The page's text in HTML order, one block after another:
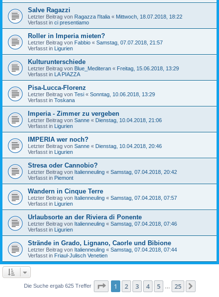
Salve Ragazzi
Letzter Beitrag von Ragazza l'Italia « Mittwoch, 18.07.2018, 18:22
Verfasst in ci presentiamo
Roller in Imperia mieten?
Letzter Beitrag von Fabbio « Samstag, 07.07.2018, 21:57
Verfasst in Ligurien
Kulturunterschiede
Letzter Beitrag von Blue_Mediteran « Freitag, 15.06.2018, 13:29
Verfasst in LA PIAZZA
Pisa-Lucca-Florenz
Letzter Beitrag von Tesi « Sonntag, 10.06.2018, 13:29
Verfasst in Toskana
Imperia - Zimmer zu vergeben
Letzter Beitrag von Sanne « Dienstag, 10.04.2018, 21:06
Verfasst in Ligurien
IMPERIA wer noch?
Letzter Beitrag von Sanne « Dienstag, 10.04.2018, 20:46
Verfasst in Ligurien
Stresa oder Cannobio?
Letzter Beitrag von Italienneuling « Samstag, 07.04.2018, 20:42
Verfasst in Piemont
Wandern in Cinque Terre
Letzter Beitrag von Italienneuling « Samstag, 07.04.2018, 07:57
Verfasst in Ligurien
Urlaubsorte an der Riviera di Ponente
Letzter Beitrag von Italienneuling « Samstag, 07.04.2018, 07:46
Verfasst in Ligurien
Strände in Grado, Lignano, Caorle und Bibione
Letzter Beitrag von Italienneuling « Samstag, 07.04.2018, 07:44
Verfasst in Friaul-Julisch Venetien
Die Suche ergab 625 Treffer Seite 1von 25
1 2 3 4 5 25